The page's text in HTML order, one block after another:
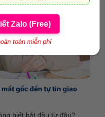
mất gốc đến tự tin giao
biết bắt đầu từ đâu?
Zalo (Free)
toàn miễn phí